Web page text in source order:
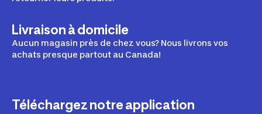
Livraison à domicile
Aucun magasin près de chez vous? Nous livrons vos
achats presque partout au Canada!
Téléchargez notre application